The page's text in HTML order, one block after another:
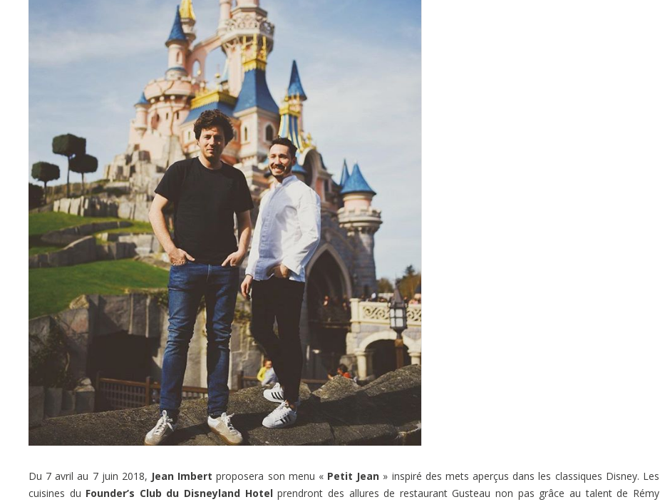
Du 7 avril au 7 juin 2018, Jean Imbert proposera son menu « Petit Jean » inspiré des mets aperçus dans les classiques Disney. Les
cuisines du Founder’s Club du Disneyland Hotelprendront des allures de restaurant Gusteau non pas grâce au talent de Rémy